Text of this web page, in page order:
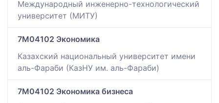
Международный инженерно-технологический
университет (МИТУ)
7M04102 Экономика
Казахский национальный университет имени
аль-Фараби (КазНУ им. аль-Фараби)
7M04102 Экономика бизнеса